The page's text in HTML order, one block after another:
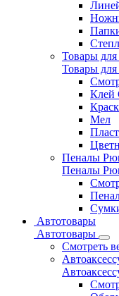
Товары для
Товары для
Клей
Мел
Пеналы
Пеналы
Автотовары
Автотовары
Смотреть